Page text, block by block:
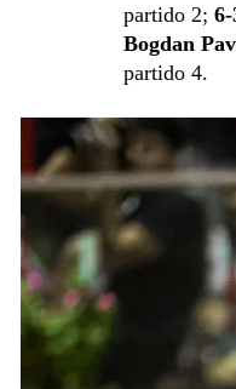
partido 2; 6-
Bogdan
partido 4.